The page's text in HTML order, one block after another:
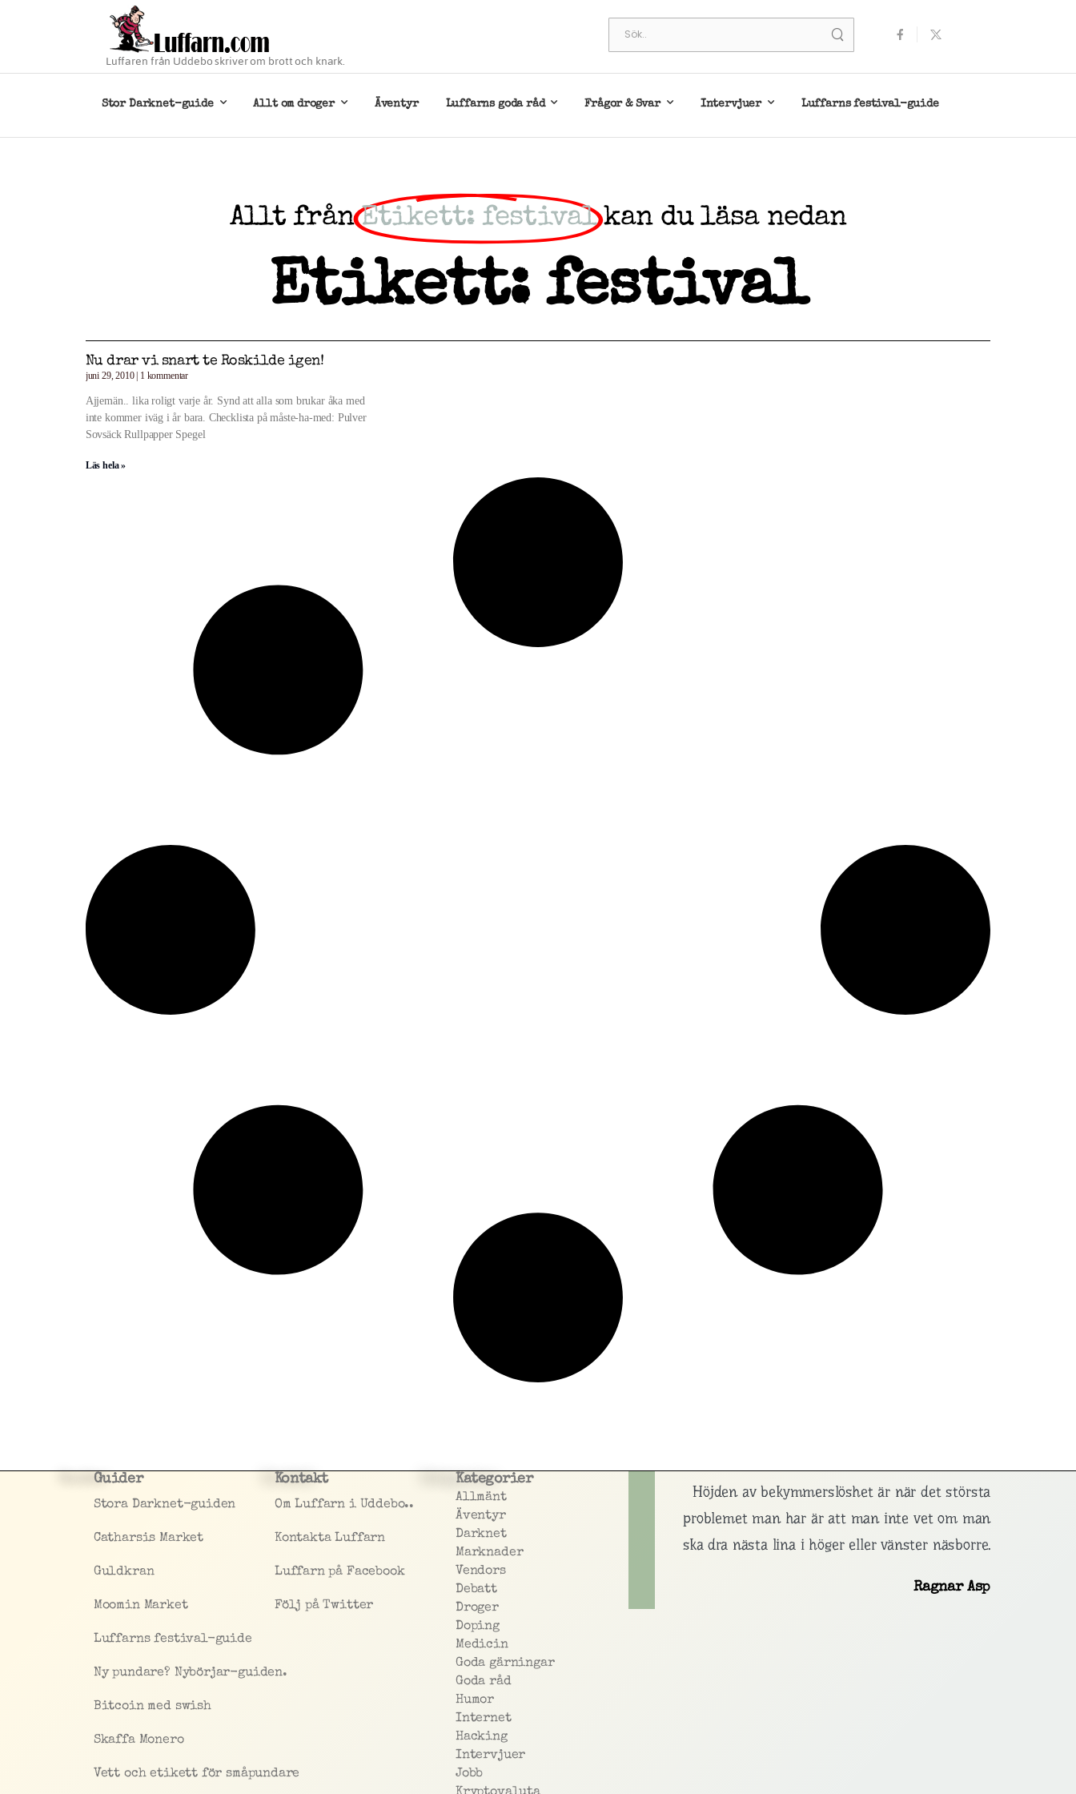
Luffaren från Uddebo skriver om brott och knark.
Stor Darknet-guide Allt om droger Äventyr Luffarns goda råd Frågor & Svar Intervjuer Luffarns festival-guide
Allt från Etikett: festival kan du läsa nedan
Etikett: festival
Nu drar vi snart te Roskilde igen!
juni 29, 2010 1 kommentar
Ajjemän.. lika roligt varje år. Synd att alla som brukar åka med
inte kommer iväg i år bara. Checklista på måste-ha-med: Pulver
Sovsäck Rullpapper Spegel
Läs hela »
Guider
Stora Darknet-guiden
Catharsis Market
Guldkran
Moomin Market
Luffarns festival-guide
Ny pundare? Nybörjar-guiden.
Bitcoin med swish
Skaffa Monero
Vett och etikett för småpundare
Kontakt
Om Luffarn i Uddebo..
Kontakta Luffarn
Luffarn på Facebook
Följ på Twitter
Kategorier
Allmänt
Äventyr
Darknet
Marknader
Vendors
Debatt
Droger
Doping
Medicin
Goda gärningar
Goda råd
Humor
Internet
Hacking
Intervjuer
Jobb
Höjden av bekymmerslöshet är när det största
problemet man har är att man inte vet om man
ska dra nästa lina i höger eller vänster näsborre.
Ragnar Asp